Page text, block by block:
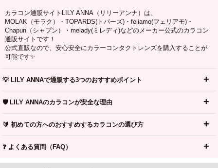
カラコン通販サイトLILY ANNA（リリーアンナ）は、
MOLAK（モラク）・TOPARDS(トパーズ)・feliamo(フェリアモ)・
Chapun（シャプン）・melady(ミレディ)などのメーカー公式のカラコン
通販サイトです！
公式直販なので、安心安全にカラーコンタクトレンズを購入することが
可能です✨
💡 LILY ANNAで通販する3つのおすすめポイント
🛡️ LILY ANNAのカラコンが安全な理由
🔰 初めての方へのおすすめするカラコンの選び方
❓ よくある質問（FAQ）